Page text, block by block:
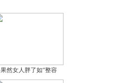
果然女人胖了如“整容